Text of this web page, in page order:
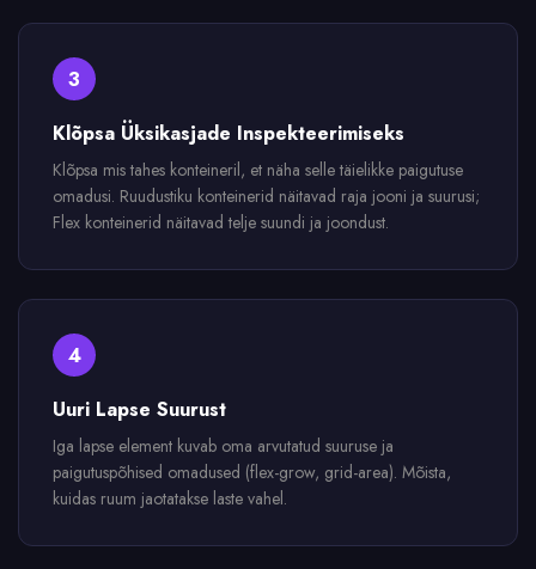
3
Klõpsa Üksikasjade Inspekteerimiseks
Klõpsa mis tahes konteineril, et näha selle täielikke paigutuse
omadusi. Ruudustiku konteinerid näitavad raja jooni ja suurusi;
Flex konteinerid näitavad telje suundi ja joondust.
4
Uuri Lapse Suurust
Iga lapse element kuvab oma arvutatud suuruse ja
paigutuspõhised omadused (flex-grow, grid-area). Mõista,
kuidas ruum jaotatakse laste vahel.